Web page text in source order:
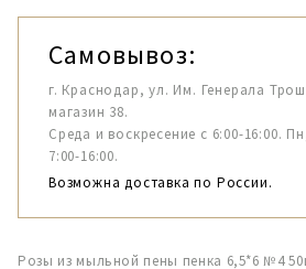
Самовывоз:
г. Краснодар, ул. Им. Генерала
магазин 38.
Среда и воскресение с 6:00-16:00.
7:00-16:00.
Возможна доставка по России.
Розы из мыльной пены пенка 6,5*6 №4